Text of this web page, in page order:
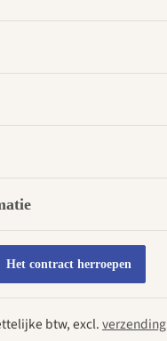
Het contract herroepen
btw, excl.verzending